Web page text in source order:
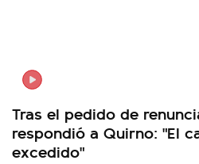
Tras el pedido de
respondió a Quirno: "El
excedido"